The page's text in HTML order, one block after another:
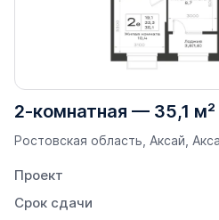
2-комнатная — 35,1 м²
Ростовская область, Аксай,
Проект
Срок сдачи